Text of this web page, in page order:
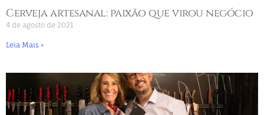
Cerveja artesanal: paixão que virou negócio
4 de agosto de 2021
Leia Mais »